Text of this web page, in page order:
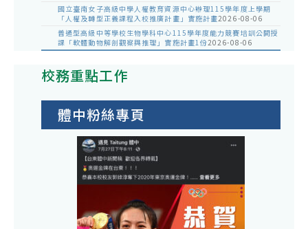
國立臺南女子高級中學人權教育資源中心辦理115學年度上學期
「人權及轉型正義課程入校推廣計畫」實施計畫2026-08-06
普通型高級中等學校生物學科中心115學年度能力競賽培訓公開授
課「軟體動物解剖觀察與推理」實施計畫1份2026-08-06
校務重點工作
體中粉絲專頁